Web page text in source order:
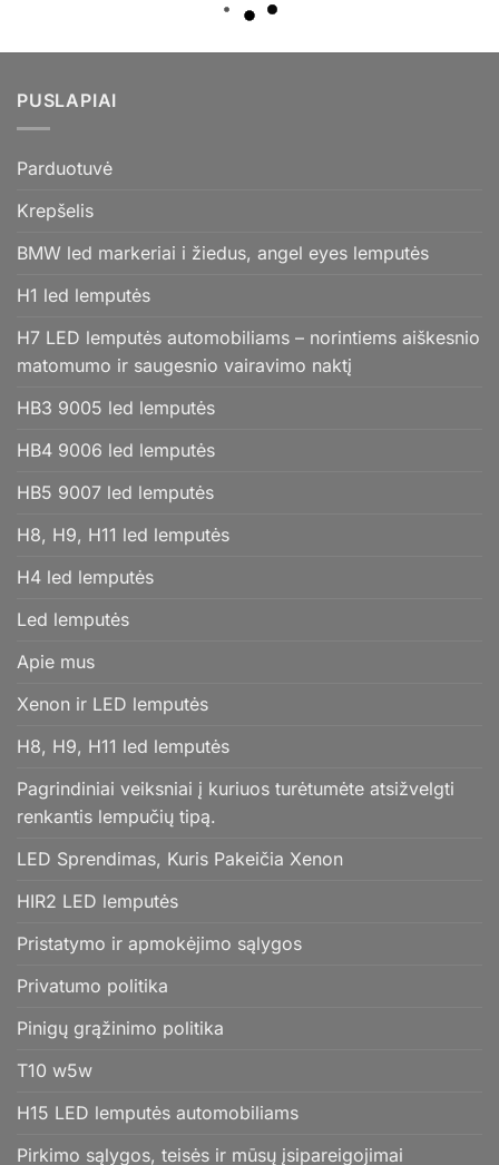
PUSLAPIAI
Parduotuvė
Krepšelis
BMW led markeriai i žiedus, angel eyes lemputės
H1 led lemputės
H7 LED lemputės automobiliams – norintiems aiškesnio
matomumo ir saugesnio vairavimo naktį
HB3 9005 led lemputės
HB4 9006 led lemputės
HB5 9007 led lemputės
H8, H9, H11 led lemputės
H4 led lemputės
Led lemputės
Apie mus
Xenon ir LED lemputės
H8, H9, H11 led lemputės
Pagrindiniai veiksniai į kuriuos turėtumėte atsižvelgti
renkantis lempučių tipą.
LED Sprendimas, Kuris Pakeičia Xenon
HIR2 LED lemputės
Pristatymo ir apmokėjimo sąlygos
Privatumo politika
Pinigų grąžinimo politika
T10 w5w
H15 LED lemputės automobiliams
Pirkimo sąlygos, teisės ir mūsų įsipareigojimai